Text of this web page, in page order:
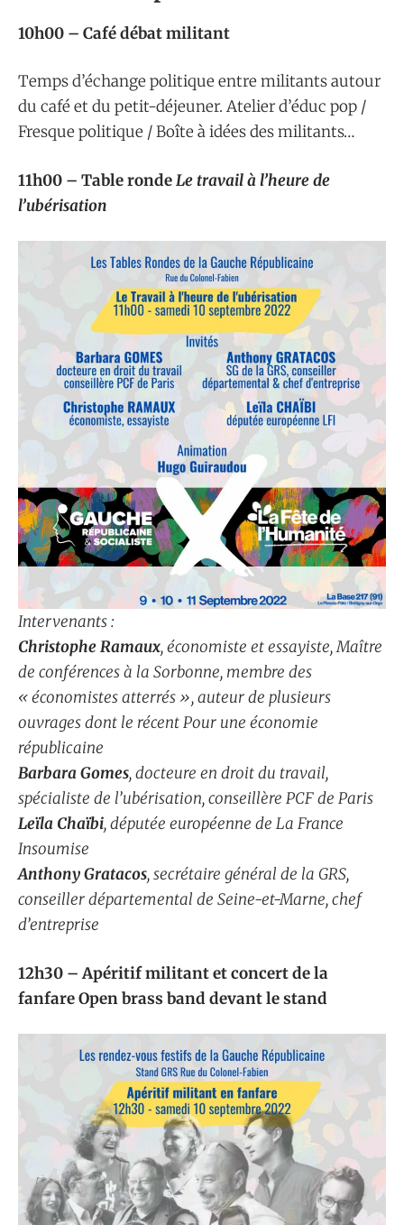
10h00 – Café débat militant
Temps d’échange politique entre militants autour
du café et du petit-déjeuner. Atelier d’éduc pop /
Fresque politique / Boîte à idées des militants…
11h00 – Table rondeLe travail à l’heure de
l’ubérisation
Intervenants :
Christophe Ramaux, économiste et essayiste, Maître
de conférences à la Sorbonne, membre des
« économistes atterrés », auteur de plusieurs
ouvrages dont le récent Pour une économie
républicaine
Barbara Gomes, docteure en droit du travail,
spécialiste de l’ubérisation, conseillère PCF de Paris
Leïla Chaïbi, députée européenne de La France
Insoumise
Anthony Gratacos, secrétaire général de la GRS,
conseiller départemental de Seine-et-Marne, chef
d’entreprise
12h30 – Apéritif militant et concert de la
fanfare Open brass band devant le stand